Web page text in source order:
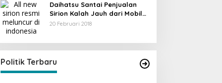
Daihatsu Santai Penjualan
Sirion Kalah Jauh dari Mobil
LCGC
20 Februari 2018
Politik Terbaru
KPU Trenggalek Gelar Uji Publik
Desember 2022